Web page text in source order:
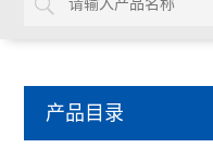
产品目录